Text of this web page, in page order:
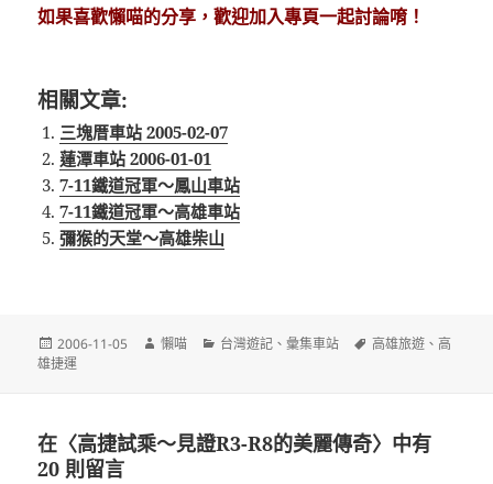
如果喜歡懶喵的分享，歡迎加入專頁一起討論唷！
相關文章:
三塊厝車站 2005-02-07
蓮潭車站 2006-01-01
7-11鐵道冠軍～鳳山車站
7-11鐵道冠軍～高雄車站
彌猴的天堂～高雄柴山
發
佈
2006-11-05
作
懶喵
分
台灣遊記 、彙集車站
標
高雄旅遊 、高
雄捷運
在〈高捷試乘～見證R3-R8的美麗傳奇〉中有
20 則留言